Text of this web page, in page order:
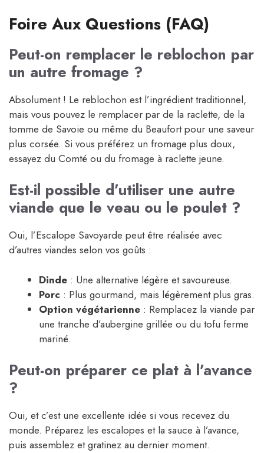
Foire Aux Questions (FAQ)
Peut-on remplacer le reblochon par
un autre fromage ?
Absolument ! Le reblochon est l’ingrédient traditionnel,
mais vous pouvez le remplacer par de la raclette, de la
tomme de Savoie ou même du Beaufort pour une saveur
plus corsée. Si vous préférez un fromage plus doux,
essayez du Comté ou du fromage à raclette jeune.
Est-il possible d’utiliser une autre
viande que le veau ou le poulet ?
Oui, l’Escalope Savoyarde peut être réalisée avec
d’autres viandes selon vos goûts :
Dinde : Une alternative légère et savoureuse.
Porc : Plus gourmand, mais légèrement plus gras.
Option végétarienne : Remplacez la viande par
une tranche d’aubergine grillée ou du tofu ferme
mariné.
Peut-on préparer ce plat à l’avance
?
Oui, et c’est une excellente idée si vous recevez du
monde. Préparez les escalopes et la sauce à l’avance,
puis assemblez et gratinez au dernier moment.